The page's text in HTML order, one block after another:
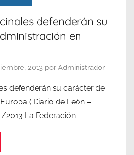
defenderán su
en
2013 por Administrador
defenderán su carácter de
( Diario de León –
2013 La Federación